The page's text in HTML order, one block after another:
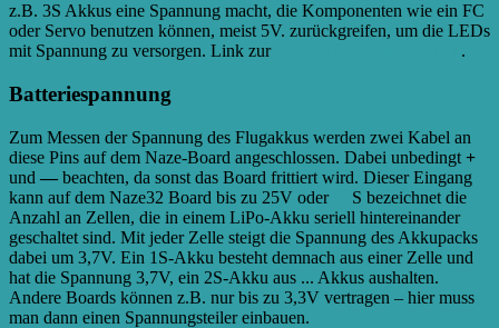
z.B. 3S Akkus eine Spannung macht, die Komponenten wie ein FC
oder Servo benutzen können, meist 5V. zurückgreifen, um die LEDs
mit Spannung zu versorgen. Link zur
.
Batteriespannung
Zum Messen der Spannung des Flugakkus werden zwei Kabel an
diese Pins auf dem Naze-Board angeschlossen. Dabei unbedingt +
und — beachten, da sonst das Board frittiert wird. Dieser Eingang
kann auf dem Naze32 Board bis zu 25V oder
S bezeichnet die
Anzahl an Zellen, die in einem LiPo-Akku seriell hintereinander
geschaltet sind. Mit jeder Zelle steigt die Spannung des Akkupacks
dabei um 3,7V. Ein 1S-Akku besteht demnach aus einer Zelle und
hat die Spannung 3,7V, ein 2S-Akku aus ... Akkus aushalten.
Andere Boards können z.B. nur bis zu 3,3V vertragen – hier muss
man dann einen Spannungsteiler einbauen.